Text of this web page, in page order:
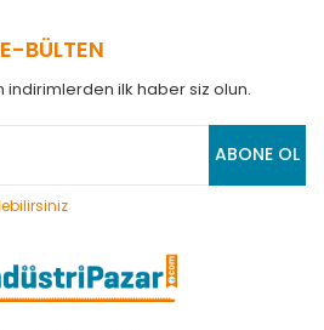
E-BÜLTEN
indirimlerden ilk haber siz olun.
ABONE OL